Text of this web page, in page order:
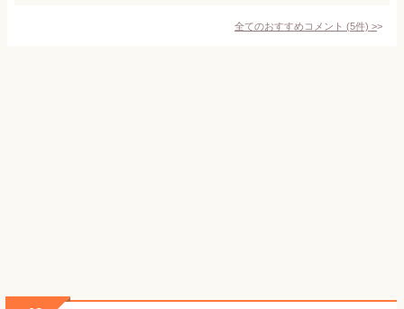
全てのおすすめコメント (5件) >